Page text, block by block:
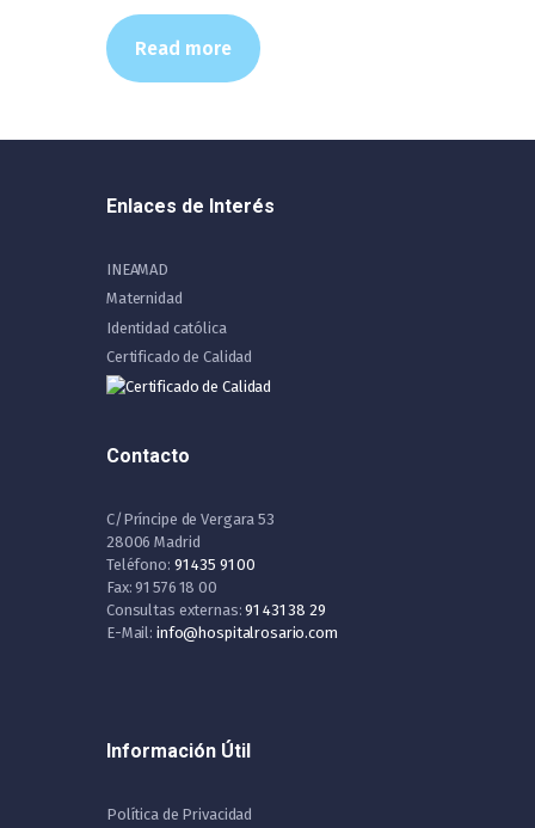
Read more
Enlaces de Interés
INEAMAD
Maternidad
Identidad católica
Certificado de Calidad
Contacto
C/Príncipe de Vergara 53
28006 Madrid
Teléfono: 91 435 91 00
Fax: 91 576 18 00
Consultas externas:91 431 38 29
E-Mail: info@hospitalrosario.com
Información Útil
Política de Privacidad